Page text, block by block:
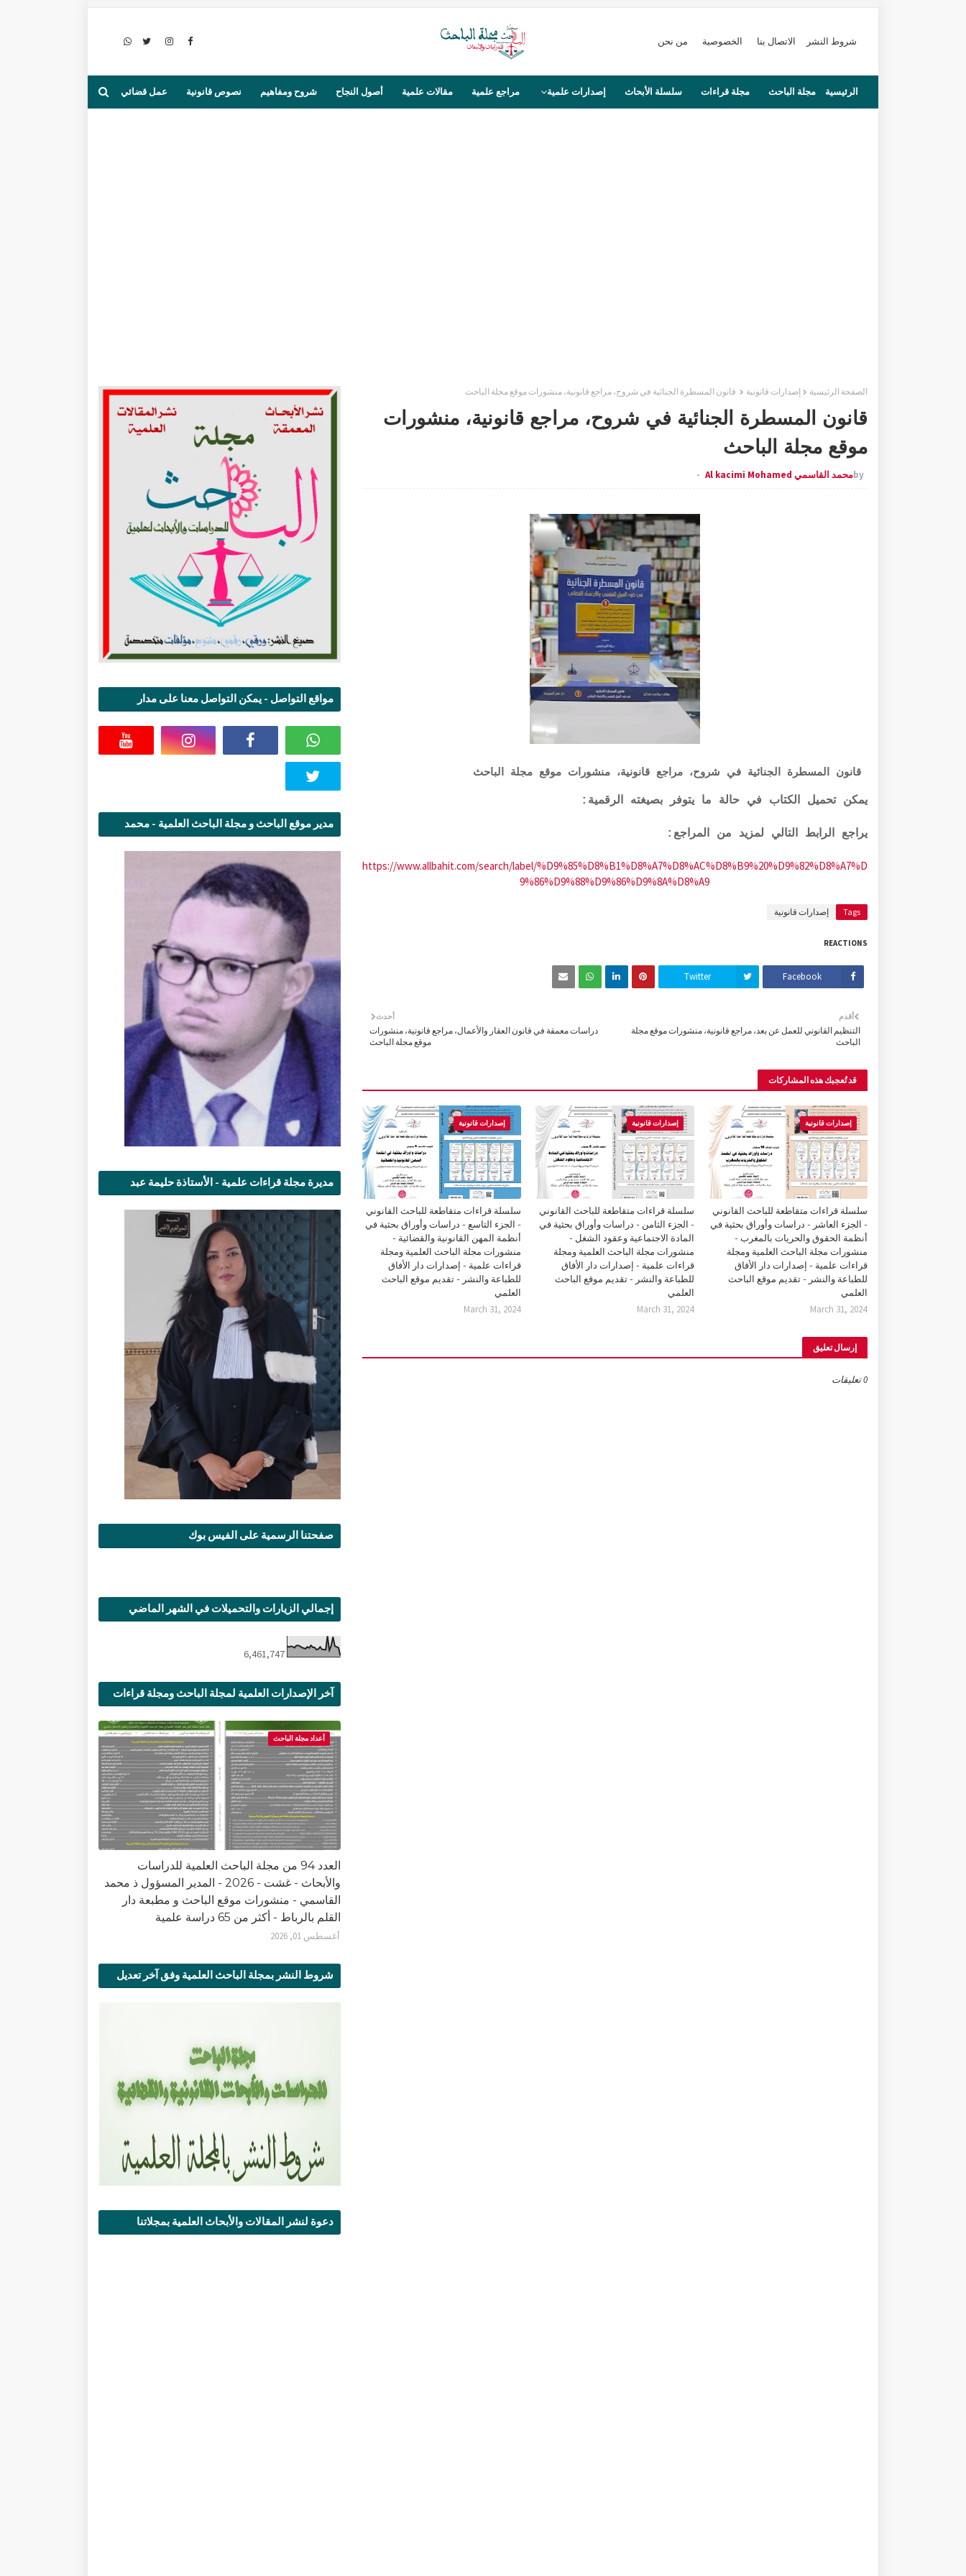
شروط النشر الاتصال بنا الخصوصية من نحن
الرئيسية مجلة الباحث مجلة قراءات سلسلة الأبحاث إصدارات علمية مراجع علمية مقالات علمية أصول النجاح شروح ومفاهيم نصوص قانونية عمل قضائي
الصفحة الرئيسية إصدارات قانونية قانون المسطرة الجنائية في شروح، مراجع قانونية، منشورات موقع مجلة الباحث
قانون المسطرة الجنائية في شروح، مراجع قانونية، منشورات
موقع مجلة الباحث
byمحمد القاسمي Al kacimi Mohamed
قانون المسطرة الجنائية في شروح، مراجع قانونية، منشورات موقع مجلة الباحث
يمكن تحميل الكتاب في حالة ما يتوفر بصيغته الرقمية:
يراجع الرابط التالي لمزيد من المراجع:
https://www.allbahit.com/search/label/%D9%85%D8%B1%D8%A7%D8%AC%D8%B9%20%D9%82%D8%A7%D
9%86%D9%88%D9%86%D9%8A%D8%A9
Tags إصدارات قانونية
REACTIONS
Facebook
Twitter
أحدث
دراسات معمقة في قانون العقار والأعمال، مراجع قانونية، منشورات
موقع مجلة الباحث
أقدم
التنظيم القانوني للعمل عن بعد، مراجع قانونية، منشورات موقع مجلة
الباحث
قد تُعجبك هذه المشاركات
إصدارات قانونية
سلسلة قراءات متقاطعة للباحث القانوني
- الجزء العاشر - دراسات وأوراق بحثية في
أنظمة الحقوق والحريات بالمغرب -
منشورات مجلة الباحث العلمية ومجلة
قراءات علمية - إصدارات دار الأفاق
للطباعة والنشر - تقديم موقع الباحث
العلمي
March 31, 2024
إصدارات قانونية
سلسلة قراءات متقاطعة للباحث القانوني
- الجزء الثامن - دراسات وأوراق بحثية في
المادة الاجتماعية وعقود الشغل -
منشورات مجلة الباحث العلمية ومجلة
قراءات علمية - إصدارات دار الأفاق
للطباعة والنشر - تقديم موقع الباحث
العلمي
March 31, 2024
إصدارات قانونية
سلسلة قراءات متقاطعة للباحث القانوني
- الجزء التاسع - دراسات وأوراق بحثية في
أنظمة المهن القانونية والقضائية -
منشورات مجلة الباحث العلمية ومجلة
قراءات علمية - إصدارات دار الأفاق
للطباعة والنشر - تقديم موقع الباحث
العلمي
March 31, 2024
إرسال تعليق
0 تعليقات
مواقع التواصل - يمكن التواصل معنا على مدار
مدير موقع الباحث و مجلة الباحث العلمية - محمد
مديرة مجلة قراءات علمية - الأستاذة حليمة عبد
صفحتنا الرسمية على الفيس بوك
إجمالي الزيارات والتحميلات في الشهر الماضي
6,461,747
آخر الإصدارات العلمية لمجلة الباحث ومجلة قراءات
أعداد مجلة الباحث
العدد 94 من مجلة الباحث العلمية للدراسات
والأبحاث - غشت - 2026 - المدير المسؤول ذ محمد
القاسمي - منشورات موقع الباحث و مطبعة دار
القلم بالرباط - أكثر من 65 دراسة علمية
أغسطس 01, 2026
شروط النشر بمجلة الباحث العلمية وفق آخر تعديل
دعوة لنشر المقالات والأبحاث العلمية بمجلاتنا